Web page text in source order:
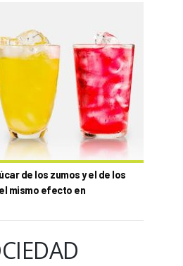
de los zumos y el de los
mismo efecto en